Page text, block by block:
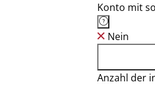
Konto mit
Nein
Anzahl der